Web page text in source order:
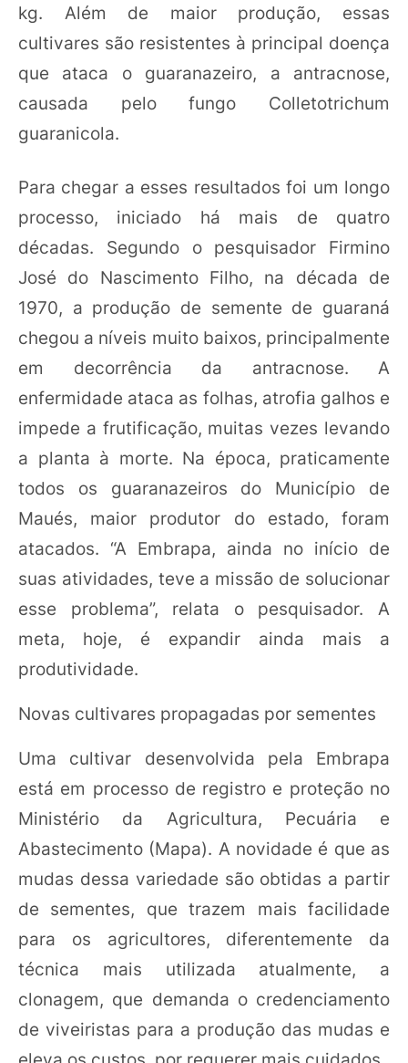
kg. Além de maior produção, essas
cultivares são resistentes à principal doença
que ataca o guaranazeiro, a antracnose,
causada pelo fungo Colletotrichum
guaranicola.
Para chegar a esses resultados foi um longo
processo, iniciado há mais de quatro
décadas. Segundo o pesquisador Firmino
José do Nascimento Filho, na década de
1970, a produção de semente de guaraná
chegou a níveis muito baixos, principalmente
em decorrência da antracnose. A
enfermidade ataca as folhas, atrofia galhos e
impede a frutificação, muitas vezes levando
a planta à morte. Na época, praticamente
todos os guaranazeiros do Município de
Maués, maior produtor do estado, foram
atacados. “A Embrapa, ainda no início de
suas atividades, teve a missão de solucionar
esse problema”, relata o pesquisador. A
meta, hoje, é expandir ainda mais a
produtividade.
Novas cultivares propagadas por sementes
Uma cultivar desenvolvida pela Embrapa
está em processo de registro e proteção no
Ministério da Agricultura, Pecuária e
Abastecimento (Mapa). A novidade é que as
mudas dessa variedade são obtidas a partir
de sementes, que trazem mais facilidade
para os agricultores, diferentemente da
técnica mais utilizada atualmente, a
clonagem, que demanda o credenciamento
de viveiristas para a produção das mudas e